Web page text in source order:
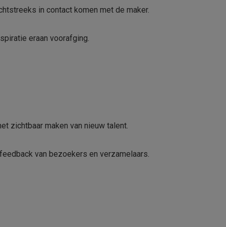
in contact komen met de maker.
eraan voorafging.
zichtbaar maken van nieuw talent.
van bezoekers en verzamelaars.